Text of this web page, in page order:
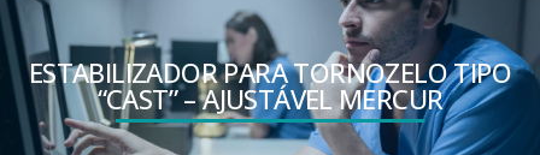
ESTABILIZADOR PARA TORNOZELO TIPO
“CAST” – AJUSTÁVEL MERCUR